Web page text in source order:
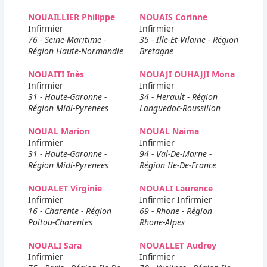
NOUAILLIER Philippe
Infirmier
76 - Seine-Maritime -
Région Haute-Normandie
NOUAIS Corinne
Infirmier
35 - Ille-Et-Vilaine - Région
Bretagne
NOUAITI Inès
Infirmier
31 - Haute-Garonne -
Région Midi-Pyrenees
NOUAJI OUHAJJI Mona
Infirmier
34 - Herault - Région
Languedoc-Roussillon
NOUAL Marion
Infirmier
31 - Haute-Garonne -
Région Midi-Pyrenees
NOUAL Naima
Infirmier
94 - Val-De-Marne -
Région Ile-De-France
NOUALET Virginie
Infirmier
16 - Charente - Région
Poitou-Charentes
NOUALI Laurence
Infirmier Infirmier
69 - Rhone - Région
Rhone-Alpes
NOUALI Sara
Infirmier
NOUALLET Audrey
Infirmier